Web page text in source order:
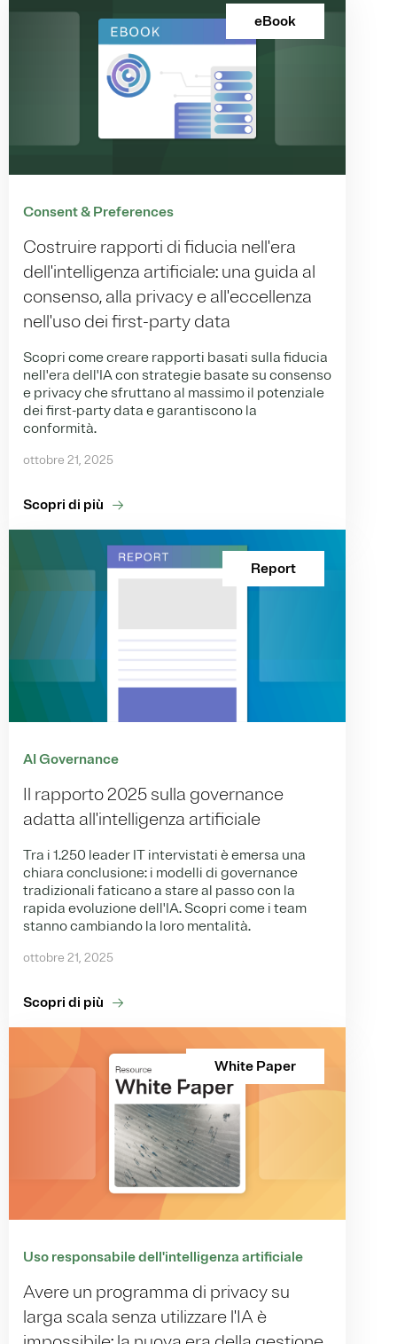
eBook
Consent & Preferences
Costruire rapporti di fiducia nell'era
dell'intelligenza artificiale: una guida al
consenso, alla privacy e all'eccellenza
nell'uso dei first-party data
Scopri come creare rapporti basati sulla fiducia
nell'era dell'IA con strategie basate su consenso
e privacy che sfruttano al massimo il potenziale
dei first-party data e garantiscono la
conformità.
ottobre 21, 2025
Scopri di più
Report
AI Governance
Il rapporto 2025 sulla governance
adatta all'intelligenza artificiale
Tra i 1.250 leader IT intervistati è emersa una
chiara conclusione: i modelli di governance
tradizionali faticano a stare al passo con la
rapida evoluzione dell'IA. Scopri come i team
stanno cambiando la loro mentalità.
ottobre 21, 2025
Scopri di più
White Paper
Uso responsabile dell'intelligenza artificiale
Avere un programma di privacy su
larga scala senza utilizzare l'IA è